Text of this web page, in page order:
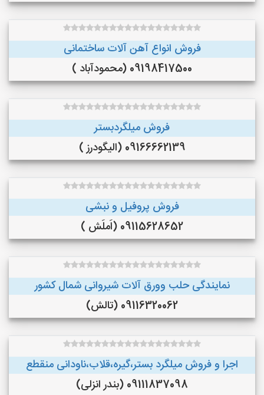
فروش انواع آهن آلات ساختمانی
09198417500 (محمودآباد )
فروش میلگردبستر
09166662139 (الیگودرز )
فروش پروفیل و نبشی
09115628652 (اَملَش )
نمایندگی حلب وورق آلات شیروانی شمال کشور
09116320062 (تالش)
اجرا و فروش میلگرد بستر،گیره،قلاب،ناودانی منقطع
09111837098 (بندر انزلی)